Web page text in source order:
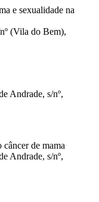
e sexualidade na
(Vila do Bem),
Andrade, s/nº,
câncer de mama
Andrade, s/nº,